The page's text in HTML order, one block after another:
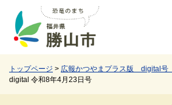
トップページ > 広報かつやまプラス版 digital号
digital 令和8年4月23日号